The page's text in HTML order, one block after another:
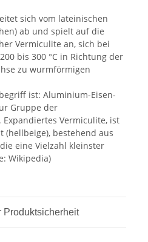
sich vom lateinischen
ab und spielt auf die
Vermiculite an, sich bei
bis 300 °C in Richtung der
zu wurmförmigen
ist: Aluminium-Eisen-
Gruppe der
Vermiculite, ist
(hellbeige), bestehend aus
eine Vielzahl kleinster
Wikipedia)
Produktsicherheit